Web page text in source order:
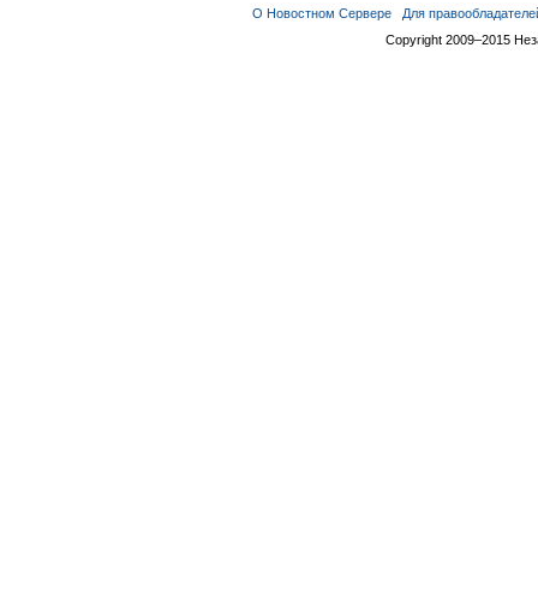
О Новостном Сервере
Для
Copyright 2009–2015